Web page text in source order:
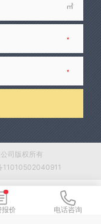
司版权所有
11010502040911
价 电话咨询